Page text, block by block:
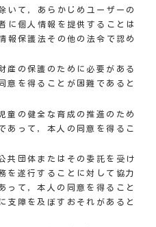
いて，あらかじめユーザーの
に個人情報を提供することは
報保護法その他の法令で認め
産の保護のために必要がある
意を得ることが困難であると
童の健全な育成の推進のため
あって，本人の同意を得るこ
共団体またはその委託を受け
を遂行することに対して協力
って，本人の同意を得ること
支障を及ぼすおそれがあると